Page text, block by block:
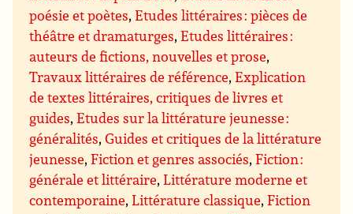
poésie et poètes,Etudes littéraires : pièces de
théâtre et dramaturges,Etudes littéraires :
auteurs de fictions, nouvelles et prose,
Travaux littéraires de référence,Explication
de textes littéraires, critiques de livres et
guides,Etudes sur la littérature jeunesse :
généralités,Guides et critiques de la littérature
jeunesse,Fiction et genres associés,Fiction :
générale et littéraire,Littérature moderne et
contemporaine,Littérature classique,Fiction